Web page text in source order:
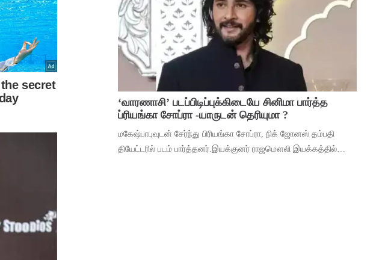
‘வாரணாசி’ படப்பிடிப்புக்கிடையே சினிமா பார்த்த
ப்ரியங்கா சோப்ரா -யாருடன் தெரியுமா ?
மகேஷ்பாபுவுடன் சேர்ந்து பிரியங்கா சோப்ரா, நிக் ஜோனஸ் தம்பதி
தியேட்டரில் படம் பார்த்தனர்.இயக்குனர் ராஜமௌலி இயக்கத்தில்